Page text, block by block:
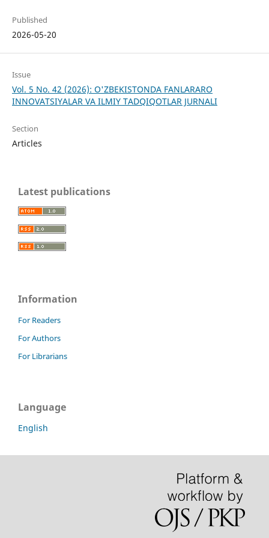
Published
2026-05-20
Issue
Vol. 5 No. 42 (2026): O'ZBEKISTONDA FANLARARO
INNOVATSIYALAR VA ILMIY TADQIQOTLAR JURNALI
Section
Articles
Latest publications
Information
For Readers
For Authors
For Librarians
Language
English